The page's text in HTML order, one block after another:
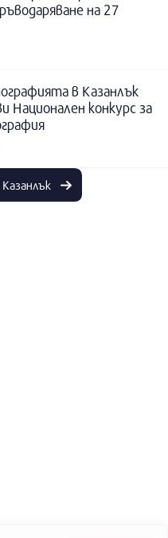
на 27
в Казанлък
Национален конкурс за